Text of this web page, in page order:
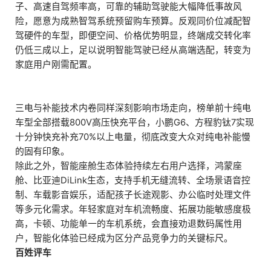
子、高速自驾频率高，可靠的辅助驾驶能大幅降低事故风
险，愿意为成熟智驾系统预留购车预算。反观同价位减配智
驾硬件的车型，即便空间、价格优势明显，终端成交转化率
仍低三成以上，足以说明智能驾驶已经从高端选配，转变为
家庭用户刚需配置。
三电与补能技术内卷同样深刻影响市场走向，榜单前十纯电
车型全部搭载800V高压快充平台，小鹏G6、方程豹钛7实现
十分钟快充补充70%以上电量，彻底改变大众对纯电补能慢
的固有印象。
除此之外，智能座舱生态体验持续左右用户选择，鸿蒙座
舱、比亚迪DiLink生态，支持手机无缝流转、全场景语音控
制、车载影音娱乐，适配孩子长途观影、办公临时处理文件
等多元化需求。年轻家庭对车机流畅度、拓展功能敏感度极
高，卡顿、功能单一的车机系统，会直接劝退数码属性用
户，智能化体验已经成为区分产品竞争力的关键标尺。
百姓评车